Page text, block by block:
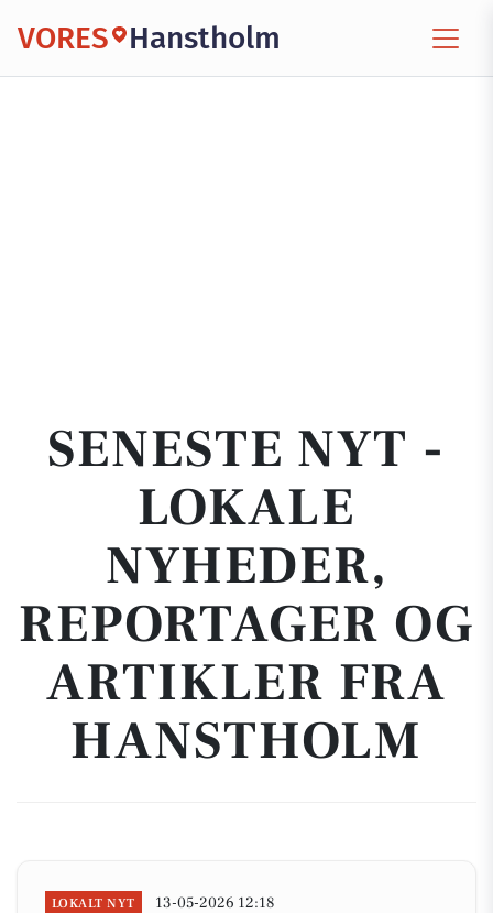
VORES Hanstholm
SENESTE NYT -
LOKALE
NYHEDER,
REPORTAGER OG
ARTIKLER FRA
HANSTHOLM
LOKALT NYT 13-05-2026 12:18